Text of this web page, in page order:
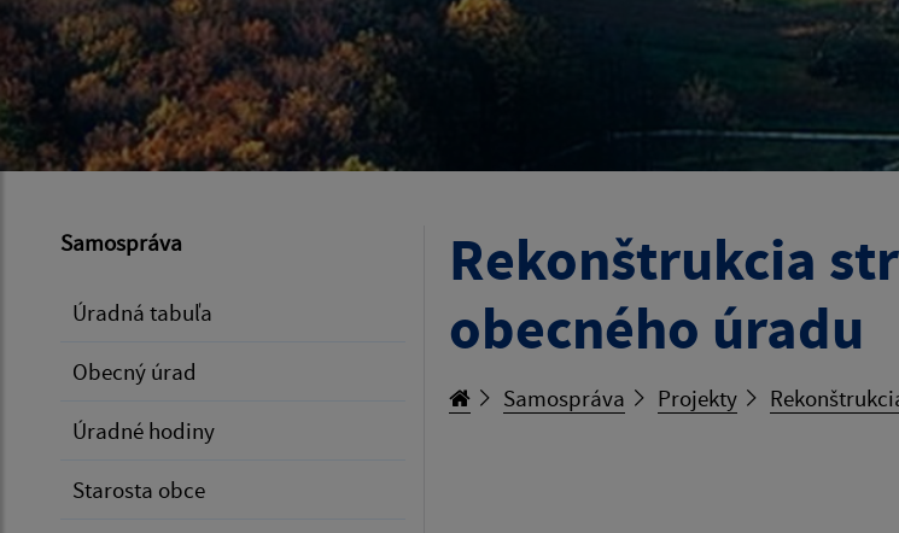
Samospráva
Úradná tabuľa
Obecný úrad
Úradné hodiny
Starosta obce
Rekonštrukcia
obecného úradu
Samospráva Projekty